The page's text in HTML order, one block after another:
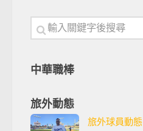
中華職棒
旅外動態
旅外球員動態